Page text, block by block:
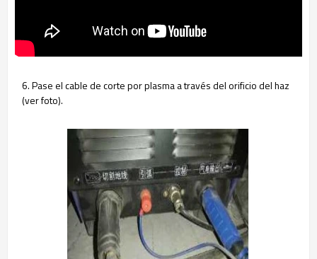
6. Pase el cable de corte por plasma a través del orificio del haz
(ver foto).